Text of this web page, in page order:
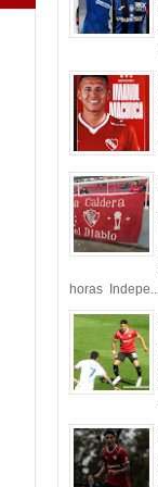
horas Indepe...